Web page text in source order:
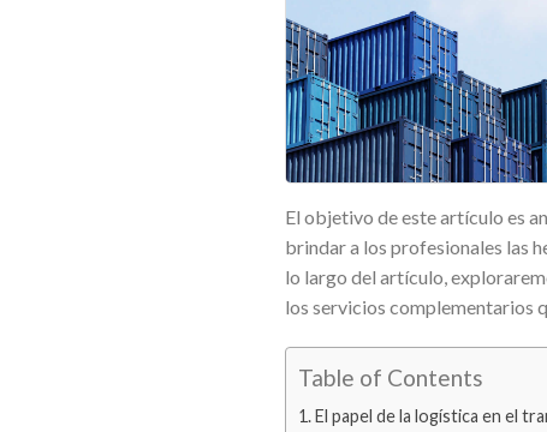
El objetivo de este artículo es
brindar a los profesionales las
lo largo del artículo,
los servicios complementarios
Table of Contents
El papel de la logística en el